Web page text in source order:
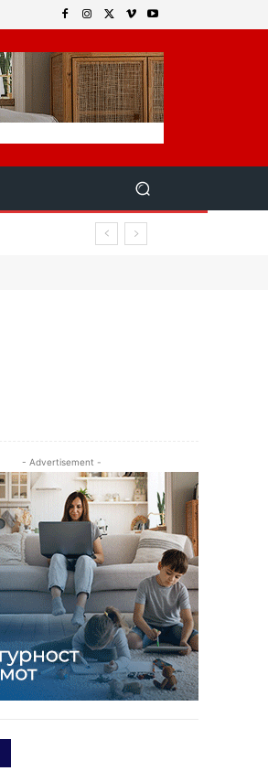
- Advertisement -